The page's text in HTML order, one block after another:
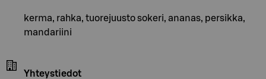
kerma, rahka, tuorejuusto sokeri, ananas, persikka,
mandariini
Yhteystiedot